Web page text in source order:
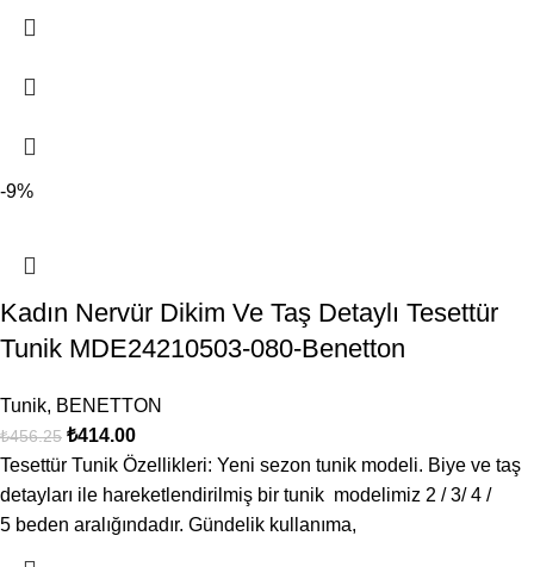
-9%
Kadın Nervür Dikim Ve Taş Detaylı Tesettür
Tunik MDE24210503-080-Benetton
Tunik, BENETTON
₺456.25 ₺414.00
Tesettür Tunik Özellikleri: Yeni sezon tunik modeli. Biye ve taş
detayları ile hareketlendirilmiş bir tunik modelimiz 2 / 3/ 4 /
5 beden aralığındadır. Gündelik kullanıma,